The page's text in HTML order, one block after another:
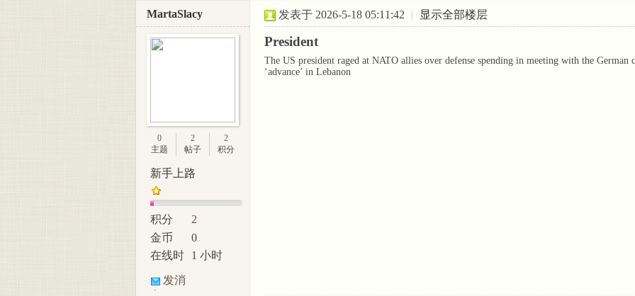
MartaSlacy
0
主题
2
帖子
2
积分
新手上路
积分
2
金币
0
在线时
1 小时
发消
发表于 2026-5-18 05:11:42 | 显示全部楼层
President
The US president raged at NATO allies over defense spending in meeting with the
‘advance’ in Lebanon